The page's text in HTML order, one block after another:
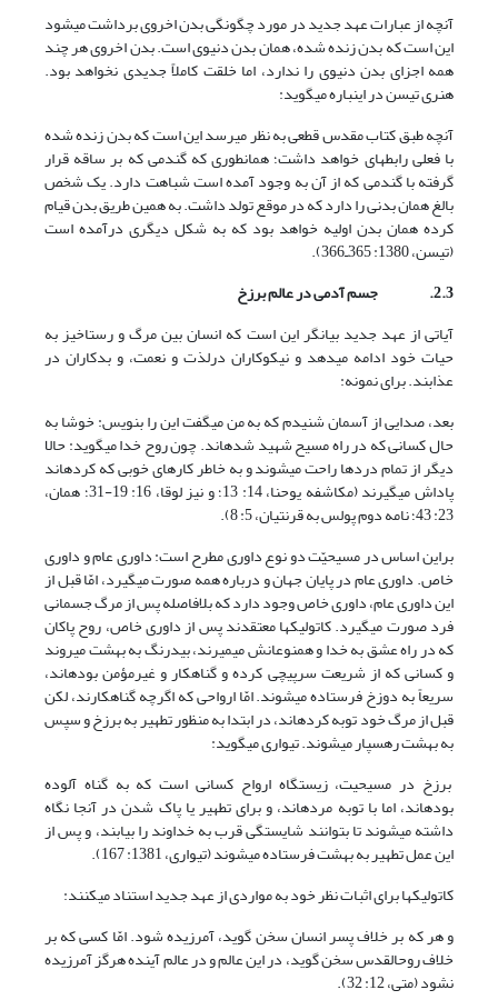
آنچه از عبارات عهد جدید در مورد چگونگی بدن اخروی برداشت می‏شود
این است که بدن زنده شده، همان بدن دنیوی است. بدن اخروی هر چند
همه اجزای بدن دنیوی را ندارد، اما خلقت کاملاً جدیدی نخواهد بود.
هنری تیسن در این‏باره می‏گوید:
آنچه طبق کتاب مقدس قطعی به نظر می‏رسد این است که بدن زنده شده
با فعلی رابطه‏ای خواهد داشت؛ همان‏طوری که گندمی که بر ساقه قرار
گرفته با گندمی که از آن به وجود آمده است شباهت دارد. یک شخص
بالغ همان بدنی را دارد که در موقع تولد داشت. به همین طریق بدن قیام
کرده همان بدن اولیه خواهد بود که به شکل دیگری درآمده است
(تیسن، 1380: 365ـ366).
2.3.
جسم آدمی در عالم برزخ
آیاتی از عهد جدید بیان‏گر این است که انسان بین مرگ و رستاخیز به
حیات خود ادامه می‏دهد و نیکوکاران درلذت و نعمت، و بدکاران در
عذابند. برای نمونه:
بعد، صدایی از آسمان شنیدم که به من می‏گفت این را بنویس: خوشا به
حال کسانی که در راه مسیح شهید شده‏اند. چون روح خدا می‏گوید: حالا
دیگر از تمام دردها راحت می‏شوند و به خاطر کارهای خوبی که کرده‏اند
پاداش می‏گیرند (مکاشفه یوحنا، 14: 13؛ و نیز لوقا، 16: 19-31؛ همان،
23: 43؛ نامه دوم پولس به قرنتیان، 5: 8).
براین اساس در مسیحیّت دو نوع داوری مطرح است: داوری عام و داوری
خاص. داوری عام در پایان جهان و درباره همه صورت می‏گیرد، امّا قبل از
این داوری عام، داوری خاص وجود دارد که بلافاصله پس از مرگ جسمانی
فرد صورت می‏گیرد. کاتولیک‏ها معتقدند پس از داوری خاص، روح پاکان
که در راه عشق به خدا و هم‏نوعانش می‏میرند، بی‏درنگ به بهشت می‏روند
و کسانی که از شریعت سرپیچی کرده و گناهکار و غیرمؤمن بوده‏اند،
سریعاً به دوزخ فرستاده می‏شوند. امّا ارواحی که اگرچه گناه‏کارند، لکن
قبل از مرگ خود توبه کرده‏اند، در ابتدا به منظور تطهیر به برزخ و سپس
به بهشت رهسپار می‏شوند. تیواری می‏گوید:
برزخ در مسیحیت، زیست‏گاه ارواح کسانی است که به گناه آلوده
بوده‏اند، اما با توبه مرده‏اند، و برای تطهیر یا پاک شدن در آنجا نگاه
داشته می‏شوند تا بتوانند شایستگی قرب به خداوند را بیابند، و پس از
این عمل تطهیر به بهشت فرستاده می‏شوند (تیواری، 1381: 167).
کاتولیک‏ها برای اثبات نظر خود به مواردی از عهد جدید استناد می‏کنند:
و هر که بر خلاف پسر انسان سخن گوید، آمرزیده شود. امّا کسی که بر
خلاف روح‏القدس سخن گوید، در این عالم و در عالم آینده هرگز آمرزیده
نشود (متی، 12: 32).